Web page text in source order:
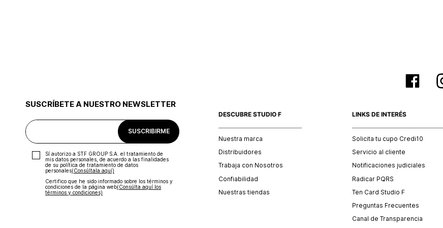
SUSCRÍBETE A NUESTRO NEWSLETTER
SUSCRIBIRME
Sí autorizo a STF GROUP S.A. el tratamiento de
mis datos personales, de acuerdo a las finalidades
de su política de tratamiento de datos
personales‎(Consúltala aquí)
Certifico que he sido informado sobre los términos y
condiciones de la página web‎(Consúlta aquí los
términos y condiciones)
DESCUBRE STUDIO F
Nuestra marca
Distribuidores
Trabaja con Nosotros
Confiabilidad
Nuestras tiendas
LINKS DE INTERÉS
Solicita tu cupo Credi10
Servicio al cliente
Notificaciones judiciales
Radicar PQRS
Ten Card Studio F
Preguntas Frecuentes
Canal de Transparencia